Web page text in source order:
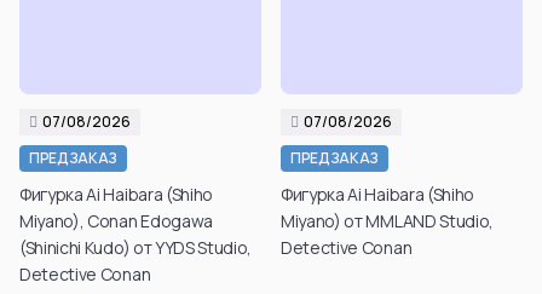
Подтвердить свой
возраст для
просмотра таких
товаров вы можете
в личном кабинете
после регистрации.
07/08/2026
ПРЕДЗАКАЗ
Фигурка Ai Haibara (Shiho
Miyano), Conan Edogawa
(Shinichi Kudo) от YYDS Studio,
Detective Conan
Подтвердить свой
возраст для
просмотра таких
товаров вы можете
в личном кабинете
07/08/2026
ПРЕДЗАКАЗ
Фигурка Ai Haibara (Shiho
Miyano) от MMLAND Studio,
Detective Conan